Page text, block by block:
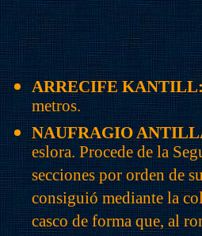
ARRECIFE KANTILL:
metros.
NAUFRAGIO
eslora. Procede de la
secciones por orden de
consiguió mediante la
casco de forma que, al